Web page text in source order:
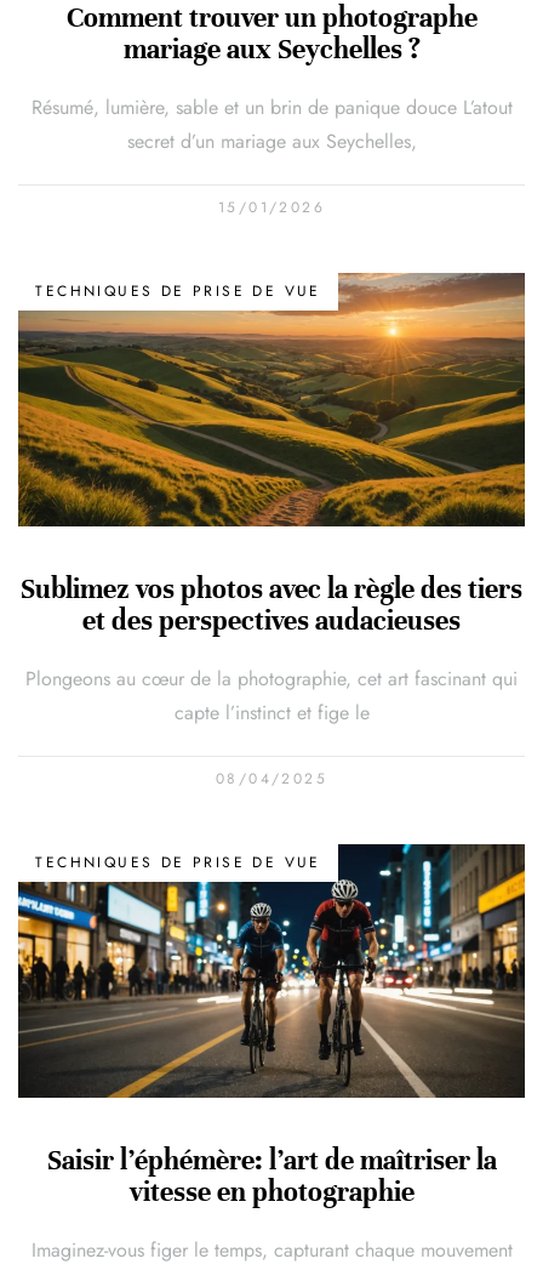
Comment trouver un photographe
mariage aux Seychelles ?
Résumé, lumière, sable et un brin de panique douce L’atout
secret d’un mariage aux Seychelles,
15/01/2026
TECHNIQUES DE PRISE DE VUE
Sublimez vos photos avec la règle des tiers
et des perspectives audacieuses
Plongeons au cœur de la photographie, cet art fascinant qui
capte l’instinct et fige le
08/04/2025
TECHNIQUES DE PRISE DE VUE
Saisir l’éphémère: l’art de maîtriser la
vitesse en photographie
Imaginez-vous figer le temps, capturant chaque mouvement